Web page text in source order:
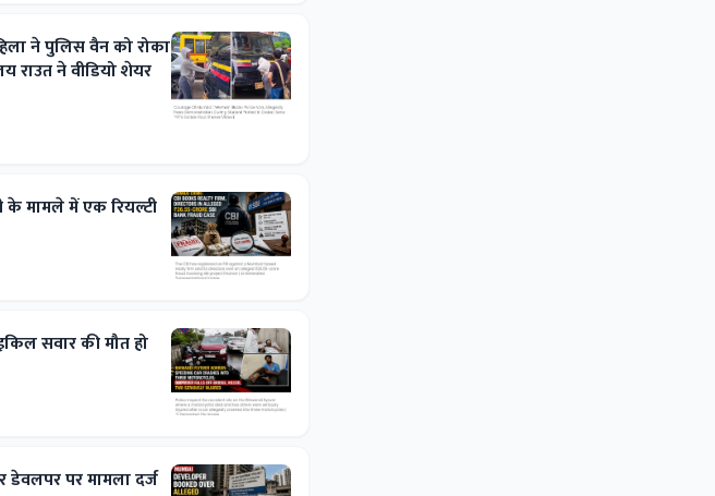
ने पुलिस वैन को रोका
राउत ने वीडियो शेयर
के मामले में एक रियल्टी
सवार की मौत हो
पर मामला दर्ज